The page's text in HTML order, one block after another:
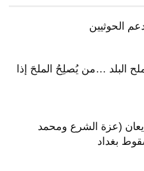
الحوثيين
البلد …من يُصلِحُ الملحَ إذا
(عزة الشرع ومحمد
بغداد